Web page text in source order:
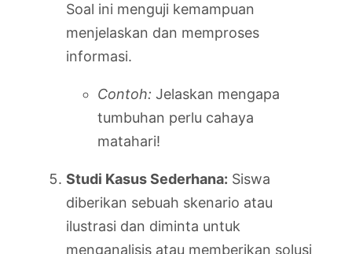
Soal ini menguji kemampuan
menjelaskan dan memproses
informasi.
Contoh: Jelaskan mengapa
tumbuhan perlu cahaya
matahari!
Studi Kasus Sederhana: Siswa
diberikan sebuah skenario atau
ilustrasi dan diminta untuk
menganalisis atau memberikan solusi